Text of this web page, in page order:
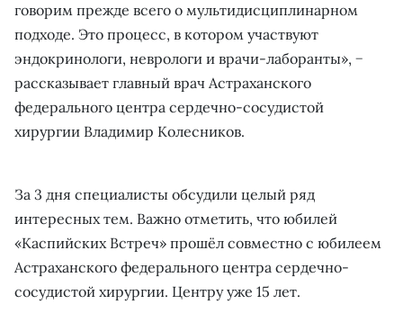
говорим прежде всего о мультидисциплинарном
подходе. Это процесс, в котором участвуют
эндокринологи, неврологи и врачи-лаборанты», −
рассказывает главный врач Астраханского
федерального центра сердечно-сосудистой
хирургии Владимир Колесников.
За 3 дня специалисты обсудили целый ряд
интересных тем. Важно отметить, что юбилей
«Каспийских Встреч» прошёл совместно с юбилеем
Астраханского федерального центра сердечно-
сосудистой хирургии. Центру уже 15 лет.